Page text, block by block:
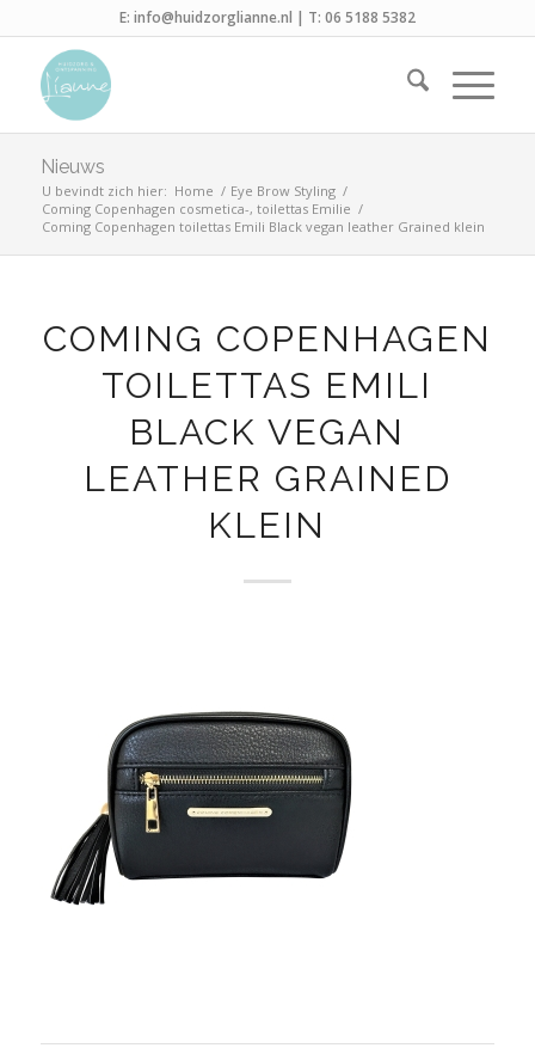
E: info@huidzorglianne.nl | T: 06 5188 5382
Nieuws
U bevindt zich hier: Home / Eye Brow Styling /
Coming Copenhagen cosmetica-, toilettas Emilie /
Coming Copenhagen toilettas Emili Black vegan leather Grained klein
COMING COPENHAGEN
TOILETTAS EMILI
BLACK VEGAN
LEATHER GRAINED
KLEIN